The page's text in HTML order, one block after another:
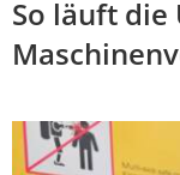
So läuft die